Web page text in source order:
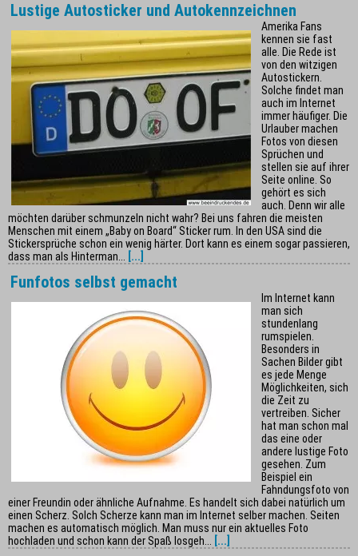
Lustige Autosticker und Autokennzeichnen
Amerika Fans
kennen sie fast
alle. Die Rede ist
von den witzigen
Autostickern.
Solche findet man
auch im Internet
immer häufiger. Die
Urlauber machen
Fotos von diesen
Sprüchen und
stellen sie auf ihrer
Seite online. So
gehört es sich
auch. Denn wir alle
möchten darüber schmunzeln nicht wahr? Bei uns fahren die meisten
Menschen mit einem „Baby on Board“ Sticker rum. In den USA sind die
Stickersprüche schon ein wenig härter. Dort kann es einem sogar passieren,
dass man als Hinterman...
[...]
Funfotos selbst gemacht
Im Internet kann
man sich
stundenlang
rumspielen.
Besonders in
Sachen Bilder gibt
es jede Menge
Möglichkeiten, sich
die Zeit zu
vertreiben. Sicher
hat man schon mal
das eine oder
andere lustige Foto
gesehen. Zum
Beispiel ein
Fahndungsfoto von
einer Freundin oder ähnliche Aufnahme. Es handelt sich dabei natürlich um
einen Scherz. Solch Scherze kann man im Internet selber machen. Seiten
machen es automatisch möglich. Man muss nur ein aktuelles Foto
hochladen und schon kann der Spaß losgeh...
[...]